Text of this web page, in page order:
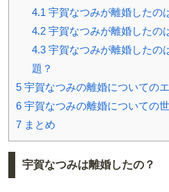
4.1 宇賀なつみが離婚したの
4.2宇賀なつみが離婚したの
4.3宇賀なつみが離婚したの
題？
5 宇賀なつみの離婚についての
6 宇賀なつみの離婚についての
7 まとめ
宇賀なつみは離婚したの？